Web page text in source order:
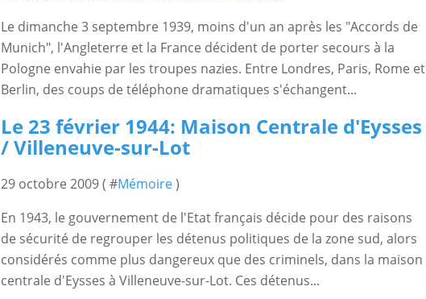
Le dimanche 3 septembre 1939, moins d'un an après les "Accords de
Munich", l'Angleterre et la France décident de porter secours à la
Pologne envahie par les troupes nazies. Entre Londres, Paris, Rome et
Berlin, des coups de téléphone dramatiques s'échangent...
Le 23 février 1944: Maison Centrale d'Eysses
/ Villeneuve-sur-Lot
29 octobre 2009 ( #Mémoire)
En 1943, le gouvernement de l'Etat français décide pour des raisons
de sécurité de regrouper les détenus politiques de la zone sud, alors
considérés comme plus dangereux que des criminels, dans la maison
centrale d'Eysses à Villeneuve-sur-Lot. Ces détenus...